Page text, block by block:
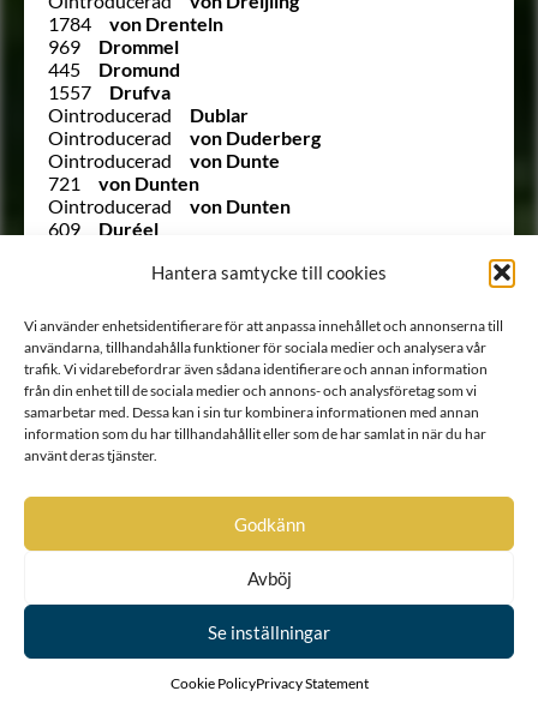
Hantera samtycke till cookies
Vi använder enhetsidentifierare för att anpassa innehållet och annonserna till
användarna, tillhandahålla funktioner för sociala medier och analysera vår
trafik. Vi vidarebefordrar även sådana identifierare och annan information
från din enhet till de sociala medier och annons- och analysföretag som vi
samarbetar med. Dessa kan i sin tur kombinera informationen med annan
information som du har tillhandahållit eller som de har samlat in när du har
använt deras tjänster.
Godkänn
Avböj
Se inställningar
Cookie PolicyPrivacy Statement
1784
von Drenteln
969
Drommel
445
Dromund
1557
Drufva
Ointroducerad
Dublar
Ointroducerad
von Duderberg
Ointroducerad
von Dunte
721
von Dunten
Ointroducerad
von Dunten
609
Duréel
544
Dusensköld
241
Duwall
64
Duwall
Utesluten
von Düben
Utesluten
von Düben
1785
von Düben
135
von Düben
(122)
Dücker
Ointroducerad
von Döringh
Ebersköld
617
Edenberg